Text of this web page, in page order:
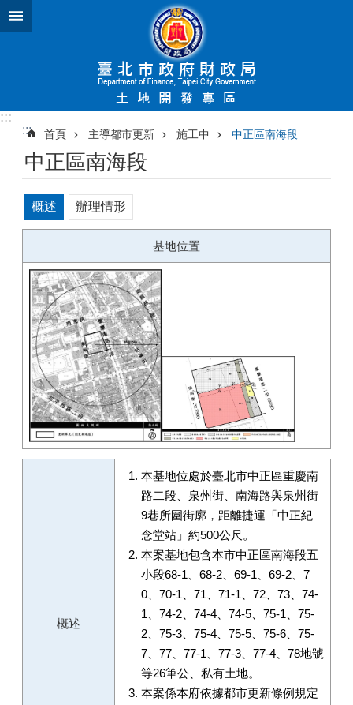
跳到主要內容區塊
:::
:::
首頁 主導都市更新 施工中 中正區南海段
中正區南海段
概述 辦理情形
基地位置
概述
本基地位處於臺北市中正區重慶南
路二段、泉州街、南海路與泉州街
9巷所圍街廓，距離捷運「中正紀
念堂站」約500公尺。
本案基地包含本市中正區南海段五
小段68-1、68-2、69-1、69-2、7
0、70-1、71、71-1、72、73、74-
1、74-2、74-4、74-5、75-1、75-
2、75-3、75-4、75-5、75-6、75-
7、77、77-1、77-3、77-4、78地號
等26筆公、私有土地。
本案係本府依據都市更新條例規定